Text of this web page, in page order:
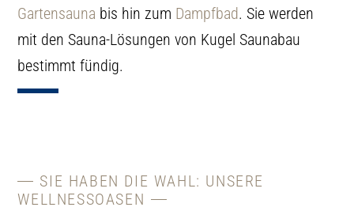
Gartensauna bis hin zum Dampfbad. Sie werden
mit den Sauna-Lösungen von Kugel Saunabau
bestimmt fündig.
SIE HABEN DIE WAHL: UNSERE
WELLNESSOASEN